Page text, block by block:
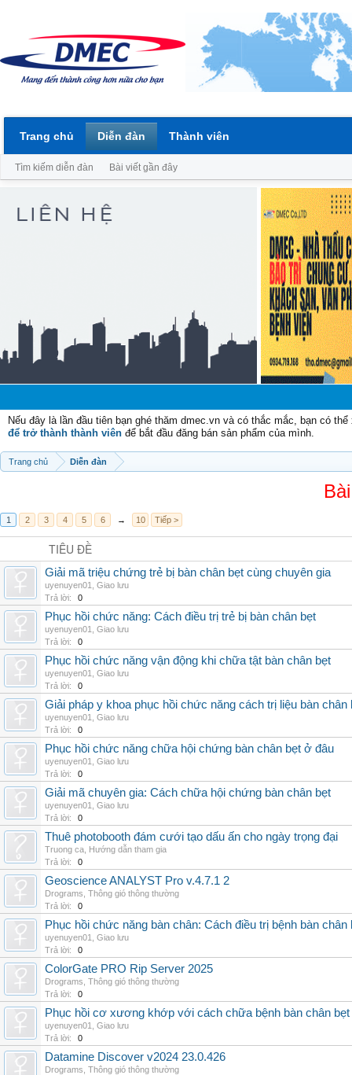
Nếu đây là lần đầu tiên bạn ghé thăm dmec.vn và có thắc mắc, bạn có
để trở thành thành viên để bắt đầu đăng bán sản phẩm của mình.
Trang chủ Diễn đàn
1 2 3 4 5 6 → 10 Tiếp >
TIÊU ĐỀ
Giải mã triệu chứng trẻ bị bàn chân bẹt cùng chuyên gia
uyenuyen01
Giao lưu
Trả lời:
0
Phục hồi chức năng: Cách điều trị trẻ bị bàn chân bẹt
uyenuyen01
Giao lưu
Trả lời:
0
Phục hồi chức năng vận động khi chữa tật bàn chân bẹt
uyenuyen01
Giao lưu
Trả lời:
0
Giải pháp y khoa phục hồi chức năng cách trị liệu bàn chân
uyenuyen01
Giao lưu
Trả lời:
0
Phục hồi chức năng chữa hội chứng bàn chân bẹt ở đâu
uyenuyen01
Giao lưu
Trả lời:
0
Giải mã chuyên gia: Cách chữa hội chứng bàn chân bẹt
uyenuyen01
Giao lưu
Trả lời:
0
Thuê photobooth đám cưới tạo dấu ấn cho ngày trọng đại
Truong ca Hướng dẫn tham gia
Trả lời:
0
Geoscience ANALYST Pro v.4.7.1 2
Drograms Thông gió thông thường
Trả lời:
0
Phục hồi chức năng bàn chân: Cách điều trị bệnh bàn chân
uyenuyen01
Giao lưu
Trả lời:
0
ColorGate PRO Rip Server 2025
Drograms Thông gió thông thường
Trả lời:
0
Phục hồi cơ xương khớp với cách chữa bệnh bàn chân bẹt
uyenuyen01
Giao lưu
Trả lời:
0
Datamine Discover v2024 23.0.426
Drograms Thông gió thông thường
Trang chủ Diễn đàn
Tìm kiếm diễn đàn Bài viết gần đây
Thành viên